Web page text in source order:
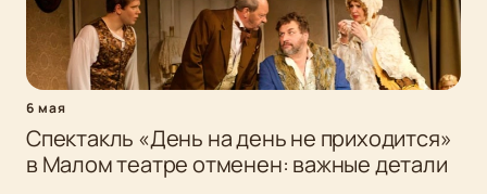
6 мая
Спектакль «День на день не приходится»
в Малом театре отменен: важные детали